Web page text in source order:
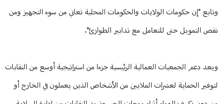
وتابع "إن حكومات الولايات والحكومات المحلية تعاني من سوء التجهيز ومن
نقص التمويل حتى للتعامل مع تدابير الطوارئ".
ويعد دعم الجمعيات العمالية الرئيسية جزءا من استراتيجية أوسع من النقابات
لتوفير الحماية لعشرات الملايين من الأشخاص الذين يعملون في الخارج أو